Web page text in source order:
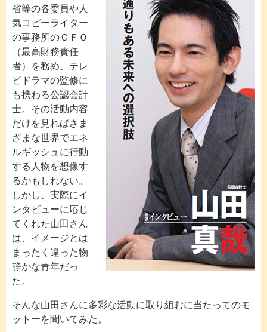
省等の各委員や人
気コピーライター
の事務所のＣＦＯ
（最高財務責任
者）を務め、テレ
ビドラマの監修に
も携わる公認会計
士。その活動内容
だけを見ればさま
ざまな世界でエネ
ルギッシュに行動
する人物を想像す
るかもしれない。
しかし、実際にイ
ンタビューに応じ
てくれた山田さん
は、イメージとは
まったく違った物
静かな青年だっ
た。
そんな山田さんに多彩な活動に取り組むに当たってのモ
ットーを聞いてみた。